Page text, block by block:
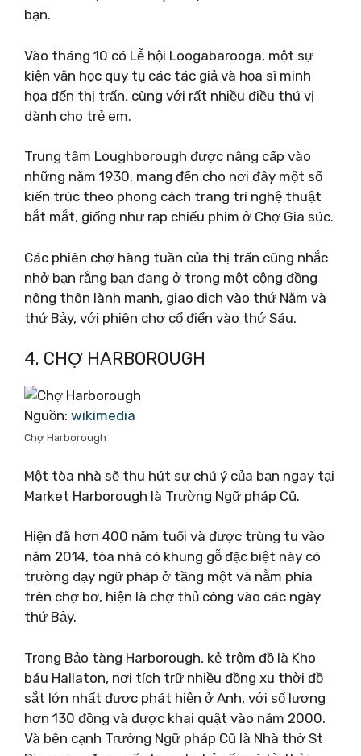
bạn.
Vào tháng 10 có Lễ hội Loogabarooga, một sự
kiện văn học quy tụ các tác giả và họa sĩ minh
họa đến thị trấn, cùng với rất nhiều điều thú vị
dành cho trẻ em.
Trung tâm Loughborough được nâng cấp vào
những năm 1930, mang đến cho nơi đây một số
kiến ​​trúc theo phong cách trang trí nghệ thuật
bắt mắt, giống như rạp chiếu phim ở Chợ Gia súc.
Các phiên chợ hàng tuần của thị trấn cũng nhắc
nhở bạn rằng bạn đang ở trong một cộng đồng
nông thôn lành mạnh, giao dịch vào thứ Năm và
thứ Bảy, với phiên chợ cổ điển vào thứ Sáu.
4. CHỢ HARBOROUGH
Nguồn: wikimedia
Chợ Harborough
Một tòa nhà sẽ thu hút sự chú ý của bạn ngay tại
Market Harborough là Trường Ngữ pháp Cũ.
Hiện đã hơn 400 năm tuổi và được trùng tu vào
năm 2014, tòa nhà có khung gỗ đặc biệt này có
trường dạy ngữ pháp ở tầng một và nằm phía
trên chợ bơ, hiện là chợ thủ công vào các ngày
thứ Bảy.
Trong Bảo tàng Harborough, kẻ trộm đồ là Kho
báu Hallaton, nơi tích trữ nhiều đồng xu thời đồ
sắt lớn nhất được phát hiện ở Anh, với số lượng
hơn 130 đồng và được khai quật vào năm 2000.
Và bên cạnh Trường Ngữ pháp Cũ là Nhà thờ St